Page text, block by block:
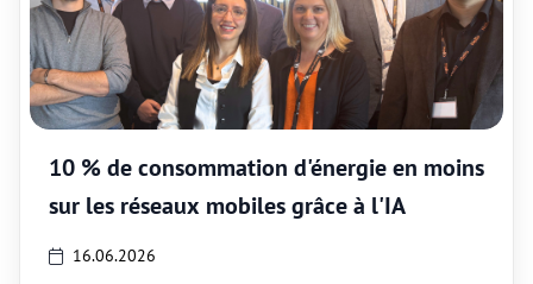
10 % de consommation d'énergie en moins
sur les réseaux mobiles grâce à l'IA
16.06.2026